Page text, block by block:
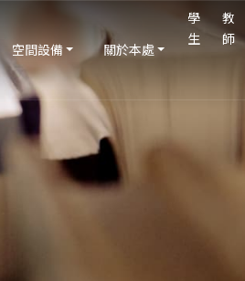
空間設備 關於本處
學
生
教
師